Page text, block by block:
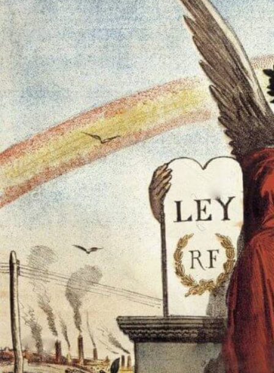
Télécharger l’appel complet en Français et en Espagnol
Argumentaire en français (résumé)